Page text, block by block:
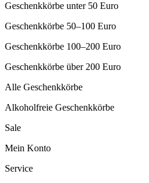
Geschenkkörbe unter 50 Euro
Geschenkkörbe 50–100 Euro
Geschenkkörbe 100–200 Euro
Geschenkkörbe über 200 Euro
Alle Geschenkkörbe
Alkoholfreie Geschenkkörbe
Sale
Mein Konto
Service